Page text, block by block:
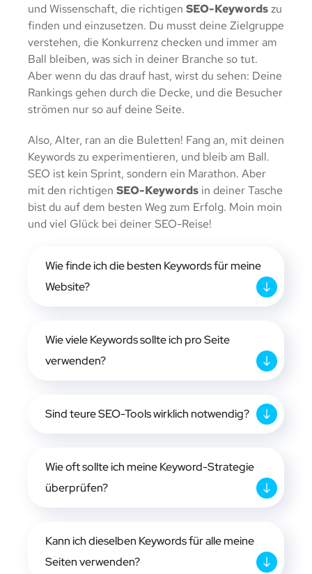
und Wissenschaft, die richtigen SEO-Keywordszu
finden und einzusetzen. Du musst deine Zielgruppe
verstehen, die Konkurrenz checken und immer am
Ball bleiben, was sich in deiner Branche so tut.
Aber wenn du das drauf hast, wirst du sehen: Deine
Rankings gehen durch die Decke, und die Besucher
strömen nur so auf deine Seite.
Also, Alter, ran an die Buletten! Fang an, mit deinen
Keywords zu experimentieren, und bleib am Ball.
SEO ist kein Sprint, sondern ein Marathon. Aber
mit den richtigen SEO-Keywords in deiner Tasche
bist du auf dem besten Weg zum Erfolg. Moin moin
und viel Glück bei deiner SEO-Reise!
Wie finde ich die besten Keywords für meine
Website?
Wie viele Keywords sollte ich pro Seite
verwenden?
Sind teure SEO-Tools wirklich notwendig?
Wie oft sollte ich meine Keyword-Strategie
überprüfen?
Kann ich dieselben Keywords für alle meine
Seiten verwenden?